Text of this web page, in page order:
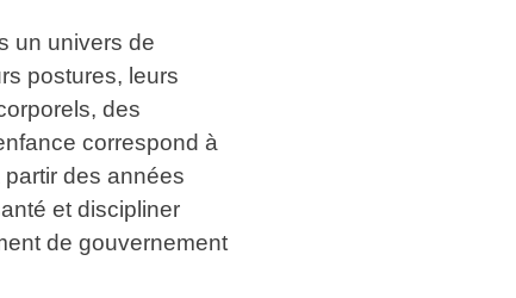
un univers de
postures, leurs
des
correspond à
des années
et discipliner
de gouvernement